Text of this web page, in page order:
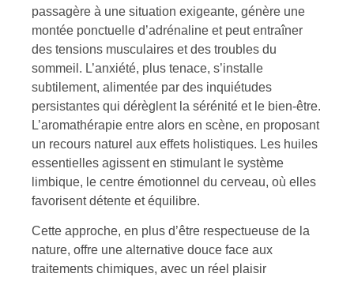
passagère à une situation exigeante, génère une
montée ponctuelle d’adrénaline et peut entraîner
des tensions musculaires et des troubles du
sommeil. L’anxiété, plus tenace, s’installe
subtilement, alimentée par des inquiétudes
persistantes qui dérèglent la sérénité et le bien-être.
L’aromathérapie entre alors en scène, en proposant
un recours naturel aux effets holistiques. Les huiles
essentielles agissent en stimulant le système
limbique, le centre émotionnel du cerveau, où elles
favorisent détente et équilibre.
Cette approche, en plus d’être respectueuse de la
nature, offre une alternative douce face aux
traitements chimiques, avec un réel plaisir